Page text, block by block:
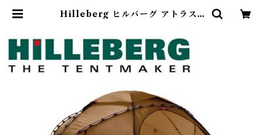
Hilleberg ヒルバーグ アトラス |